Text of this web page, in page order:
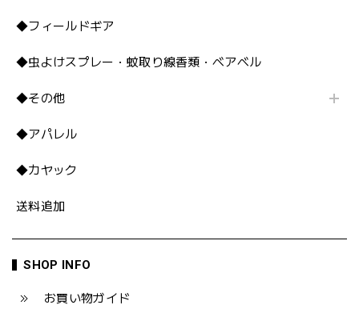
◆フィールドギア
◆虫よけスプレー・蚊取り線香類・ベアベル
◆その他
◆アパレル
◆カヤック
送料追加
SHOP INFO
お買い物ガイド